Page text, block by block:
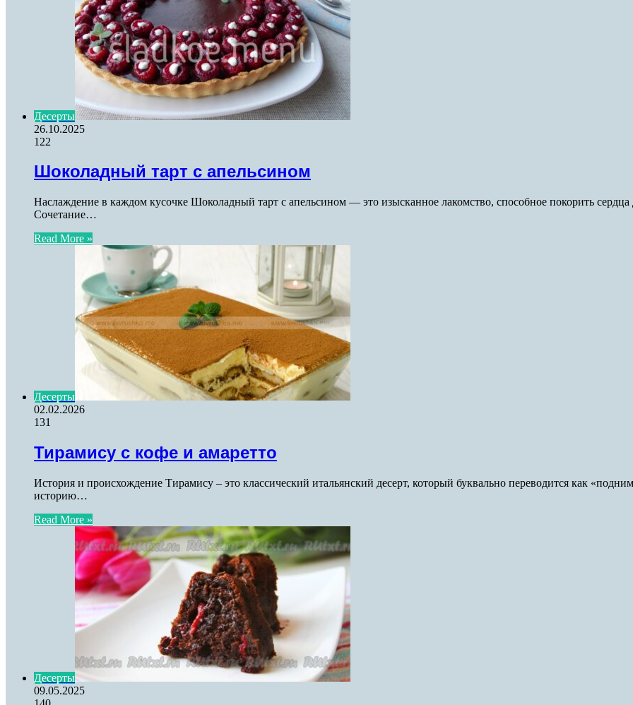
Десерты
26.10.2025
122
Шоколадный тарт с апельсином
Наслаждение в каждом кусочке Шоколадный тарт с апельсином — это изысканное лакомство, способное покорить
Сочетание…
Read More »
Десерты
02.02.2026
131
Тирамису с кофе и амаретто
История и происхождение Тирамису – это классический итальянский десерт, который буквально переводится как
историю…
Read More »
Десерты
09.05.2025